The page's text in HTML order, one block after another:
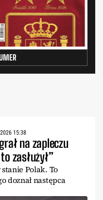
15:38
na zapleczu
zasłużył”
Polak. To
doznał następca